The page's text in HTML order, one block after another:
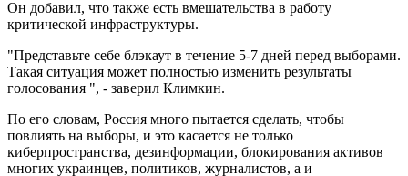
Он добавил, что также есть вмешательства в работу
критической инфраструктуры.
"Представьте себе блэкаут в течение 5-7 дней перед выборами.
Такая ситуация может полностью изменить результаты
голосования ", - заверил Климкин.
По его словам, Россия много пытается сделать, чтобы
повлиять на выборы, и это касается не только
киберпространства, дезинформации, блокирования активов
многих украинцев, политиков, журналистов, а и